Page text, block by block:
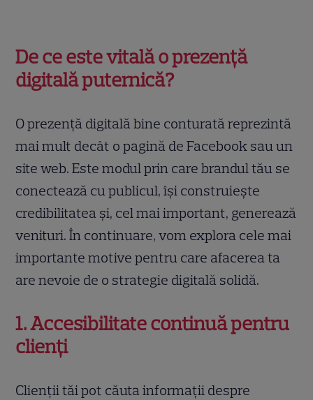
De ce este vitală o prezență
digitală puternică?
O prezență digitală bine conturată reprezintă
mai mult decât o pagină de Facebook sau un
site web. Este modul prin care brandul tău se
conectează cu publicul, își construiește
credibilitatea și, cel mai important, generează
venituri. În continuare, vom explora cele mai
importante motive pentru care afacerea ta
are nevoie de o strategie digitală solidă.
1. Accesibilitate continuă pentru
clienți
Clienții tăi pot căuta informații despre